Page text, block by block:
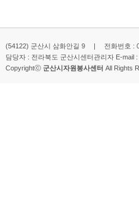
(54122) 군산시 삼화안길 9 | 전화번호 :
담당자 : 전라북도 군산시센터관리자 E-mail :
Copyrightⓒ 군산시자원봉사센터 All Rights